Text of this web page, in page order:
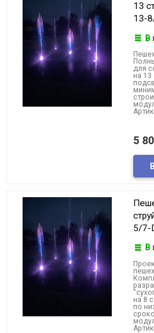
13
13-
В
для
на 13
5
5/7-
В
на 8
по